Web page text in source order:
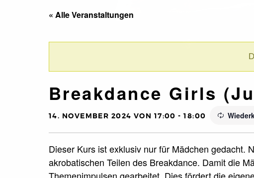
« Alle Veranstaltungen
Breakdance Girls
14. NOVEMBER 2024 VON 17:00 -18:00
Dieser Kurs ist exklusiv nur für Mädchen gedacht.
akrobatischen Teilen des Breakdance. Damit die
Themenimpulsen gearbeitet. Dies fördert die